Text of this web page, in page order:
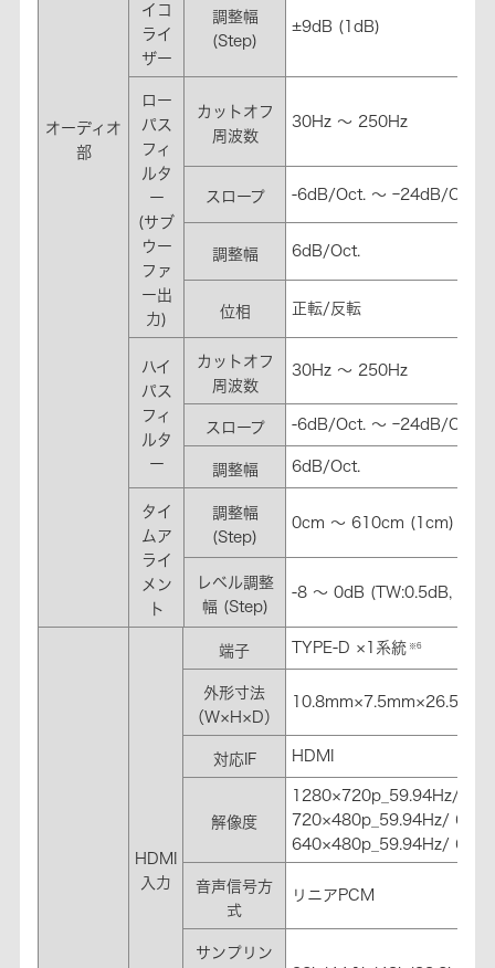
オーディオ
部
イコ
ライ
ザー
調整幅
(Step)
±9dB (1dB)
ロー
パス
フィ
ルタ
ー
(サブ
ウー
ファ
ー出
力)
カットオフ
周波数
30Hz ～ 250Hz
スロープ -6dB/Oct. ～ ｰ24dB/Oct
調整幅 6dB/Oct.
位相 正転/反転
ハイ
パス
フィ
ルタ
ー
カットオフ
周波数
30Hz ～ 250Hz
スロープ -6dB/Oct. ～ ｰ24dB/Oct
調整幅 6dB/Oct.
タイ
ムア
ライ
メン
ト
調整幅
(Step)
0cm ～ 610cm (1cm)
レベル調整
幅 (Step)
-8 ～ 0dB (TW:0.5dB,
HDMI
入力
端子 TYPE-D ×1系統 ※6
外形寸法
（W×H×D）
10.8mm×7.5mm×26.5mm
対応IF HDMI
解像度
1280×720p_59.94Hz/
720×480p_59.94Hz/ 60Hz
640×480p_59.94Hz/ 60Hz
音声信号方
式
リニアPCM
サンプリン